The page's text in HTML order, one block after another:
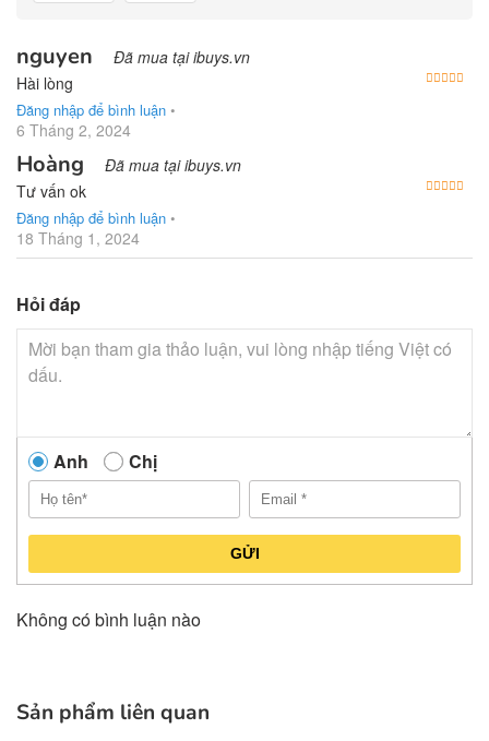
nguyen Đã mua tại ibuys.vn
Hài lòng
Đăng nhập để bình luận •
6 Tháng 2, 2024
Hoàng Đã mua tại ibuys.vn
Tư vấn ok
Đăng nhập để bình luận •
18 Tháng 1, 2024
Hỏi đáp
Anh Chị
GỬI
Không có bình luận nào
Sản phẩm liên quan